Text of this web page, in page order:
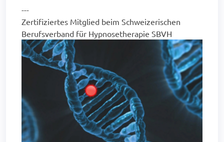
---
Zertifiziertes Mitglied beim Schweizerischen
Berufsverband für Hypnosetherapie SBVH